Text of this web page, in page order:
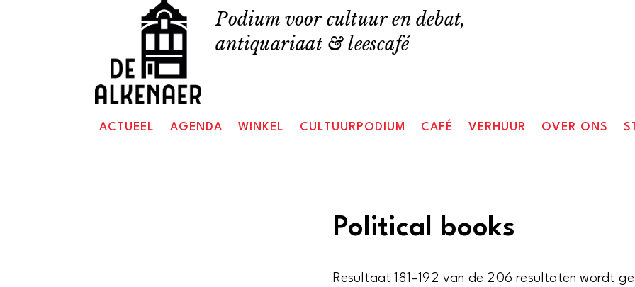
Podium voor cultuur en debat,
antiquariaat & leescafé
ACTUEEL AGENDA WINKEL CULTUURPODIUM CAFÉ VERHUUR OVER ONS
Political books
Resultaat 181–192 van de 206 resultaten wordt